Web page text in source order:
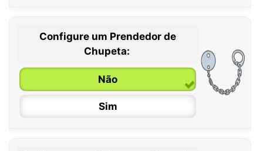
0 / 6 meses
6 / 36 meses
Configure um Prendedor de
Chupeta:
Não
Sim